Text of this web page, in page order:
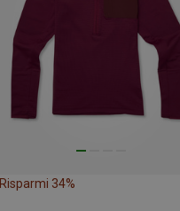
Risparmi 34%